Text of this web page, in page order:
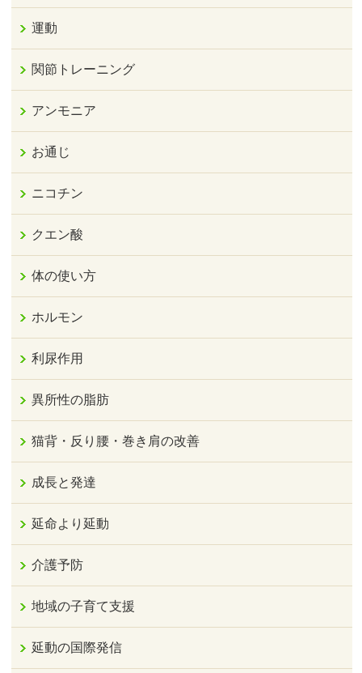
運動
関節トレーニング
アンモニア
お通じ
ニコチン
クエン酸
体の使い方
ホルモン
利尿作用
異所性の脂肪
猫背・反り腰・巻き肩の改善
成長と発達
延命より延動
介護予防
地域の子育て支援
延動の国際発信